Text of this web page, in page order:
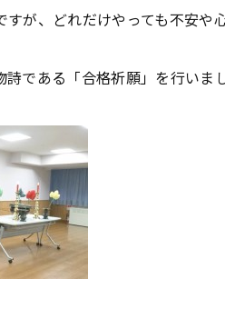
すが、どれだけやっても不安
詩である「合格祈願」を行いま